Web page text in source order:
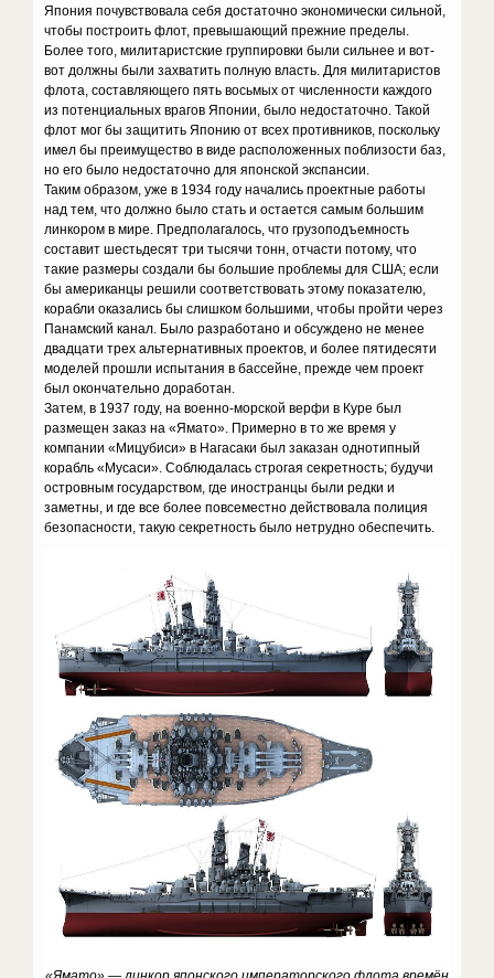
Япония почувствовала себя достаточно экономически сильной,
чтобы построить флот, превышающий прежние пределы.
Более того, милитаристские группировки были сильнее и вот-
вот должны были захватить полную власть. Для милитаристов
флота, составляющего пять восьмых от численности каждого
из потенциальных врагов Японии, было недостаточно. Такой
флот мог бы защитить Японию от всех противников, поскольку
имел бы преимущество в виде расположенных поблизости баз,
но его было недостаточно для японской экспансии.
Таким образом, уже в 1934 году начались проектные работы
над тем, что должно было стать и остается самым большим
линкором в мире. Предполагалось, что грузоподъемность
составит шестьдесят три тысячи тонн, отчасти потому, что
такие размеры создали бы большие проблемы для США; если
бы американцы решили соответствовать этому показателю,
корабли оказались бы слишком большими, чтобы пройти через
Панамский канал. Было разработано и обсуждено не менее
двадцати трех альтернативных проектов, и более пятидесяти
моделей прошли испытания в бассейне, прежде чем проект
был окончательно доработан.
Затем, в 1937 году, на военно-морской верфи в Куре был
размещен заказ на «Ямато». Примерно в то же время у
компании «Мицубиси» в Нагасаки был заказан однотипный
корабль «Мусаси». Соблюдалась строгая секретность; будучи
островным государством, где иностранцы были редки и
заметны, и где все более повсеместно действовала полиция
безопасности, такую секретность было нетрудно обеспечить.